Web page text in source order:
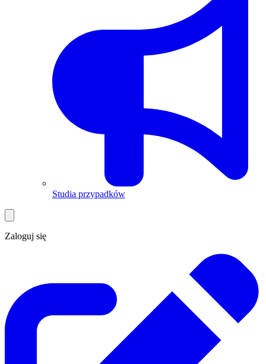
Studia przypadków
Zaloguj się